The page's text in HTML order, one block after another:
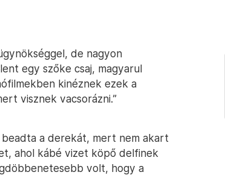
de nagyon
egy szőke csaj, magyarul
kinéznek ezek a
visznek vacsorázni.”
a derekát, mert nem akart
ahol kábé vizet köpő delfinek
volt, hogy a